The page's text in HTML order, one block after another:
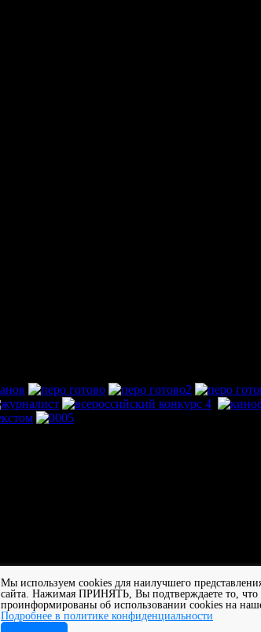
МАОУ Гимназия №16 "Французская"
Мы используем cookies для наилучшего
сайта. Нажимая ПРИНЯТЬ, Вы подтверждаете то,
проинформированы об использовании cookies на
Подробнее в политике конфиденциальности